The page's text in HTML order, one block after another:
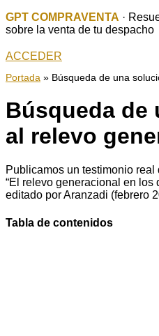
GPT COMPRAVENTA ·
sobre la venta de tu despacho
ACCEDER
Portada » Búsqueda de una
Búsqueda de
al relevo
Publicamos un testimonio
“El relevo generacional en los
editado por Aranzadi (febrero
Tabla de contenidos